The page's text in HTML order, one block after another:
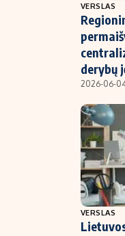
VERSLAS
derybų
2026-06-
VERSLAS